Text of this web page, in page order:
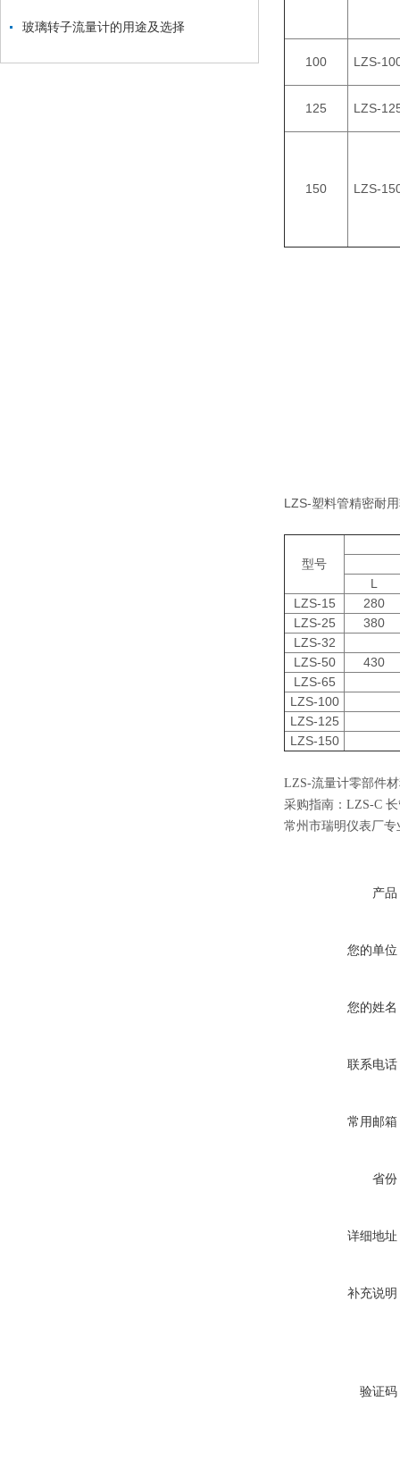
玻璃转子流量计的用途及选择
100 LZS-
125 LZS-
150 LZS-
LZS-塑料管精密耐
型号
L
LZS-15
280
LZS-25
380
LZS-32
LZS-50
430
LZS-65
LZS-100
LZS-125
LZS-150
LZS-流量计零部件
采购指南： LZS-C
常州市瑞明仪表厂专
产品
您的单位
您的姓名
联系电话
常用邮箱
省份
详细地址
补充说明
验证码